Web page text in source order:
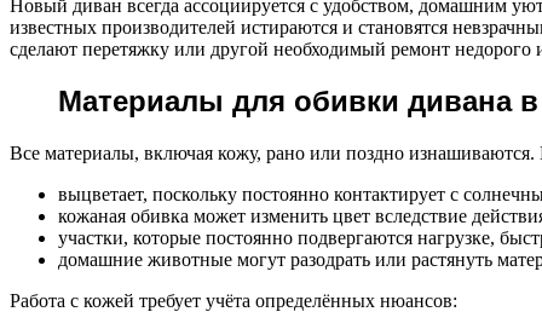
Новый диван всегда ассоциируется с удобством, домашним
известных производителей истираются и становятся
сделают перетяжку или другой необходимый ремонт недорого
Материалы для обивки дивана в
Все материалы, включая кожу, рано или поздно изнашиваются.
выцветает, поскольку постоянно контактирует с
кожаная обивка может изменить цвет вследствие
участки, которые постоянно подвергаются нагрузке,
домашние животные могут разодрать или растянуть
Работа с кожей требует учёта определённых нюансов: